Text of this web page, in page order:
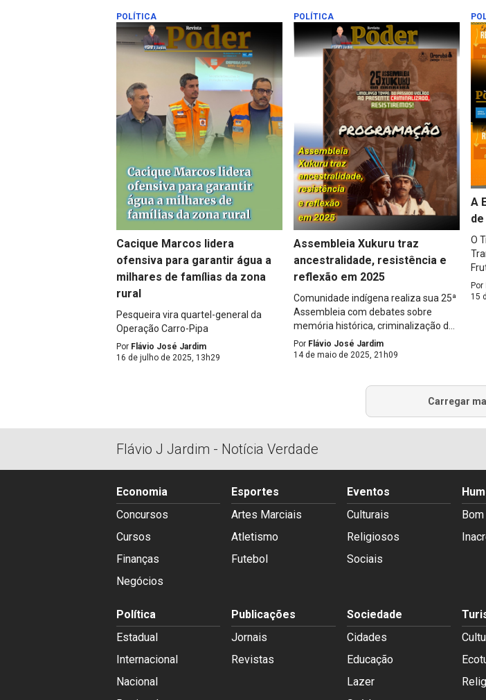
POLÍTICA
Cacique Marcos lidera
ofensiva para garantir água a
milhares de famílias da zona
rural
Pesqueira vira quartel-general da
Operação Carro-Pipa
Por Flávio José Jardim
16 de julho de 2025, 13h29
POLÍTICA
Assembleia Xukuru traz
ancestralidade, resistência e
reflexão em 2025
Comunidade indígena realiza sua 25ª
Assembleia com debates sobre
memória histórica, criminalização d...
Por Flávio José Jardim
14 de maio de 2025, 21h09
A
O
Por
15
Carregar
Flávio J Jardim - Notícia Verdade
Economia
Concursos
Cursos
Finanças
Negócios
Esportes
Artes Marciais
Atletismo
Futebol
Eventos
Culturais
Religiosos
Sociais
Política
Estadual
Internacional
Nacional
Publicações
Jornais
Revistas
Sociedade
Cidades
Educação
Lazer